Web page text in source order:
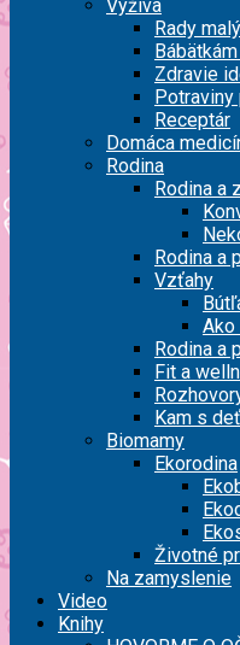
Výživa
Rady
Zdravie
Receptár
Domáca
Rodina
Rodina a
Rodina a
Vzťahy
Rodina a
Fit a
Kam s
Biomamy
Ekorodina
Životné
Na zamyslenie
Video
Knihy